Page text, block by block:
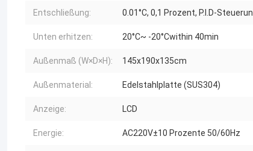
Entschließung: 0.01°C, 0,1 Prozent, P.I.D-
Unten erhitzen: 20°C~ -20°Cwithin 40min
Außenmaß (W×D×H): 145x190x135cm
Außenmaterial: Edelstahlplatte (SUS304)
Anzeige: LCD
Energie: AC220V±10 Prozente 50/60Hz